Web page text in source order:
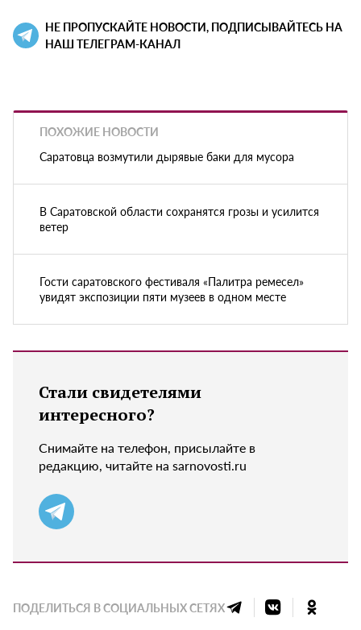
НЕ ПРОПУСКАЙТЕ НОВОСТИ, ПОДПИСЫВАЙТЕСЬ НА
НАШ ТЕЛЕГРАМ-КАНАЛ
ПОХОЖИЕ НОВОСТИ
Саратовца возмутили дырявые баки для мусора
В Саратовской области сохранятся грозы и усилится
ветер
Гости саратовского фестиваля «Палитра ремесел»
увидят экспозиции пяти музеев в одном месте
Стали свидетелями
интересного?
Снимайте на телефон, присылайте в
редакцию, читайте на sarnovosti.ru
ПОДЕЛИТЬСЯ В СОЦИАЛЬНЫХ СЕТЯХ